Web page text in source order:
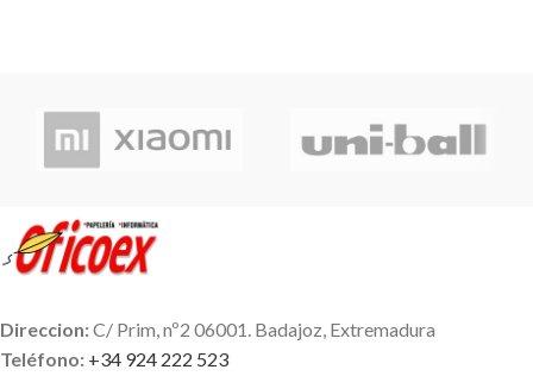
secado instantáneo. Ideal
para zurdos.
con trazo medio. Uni-Ball
Direccion:C/ Prim, nº2 06001. Badajoz, Extremadura
Teléfono: +34 924 222 523